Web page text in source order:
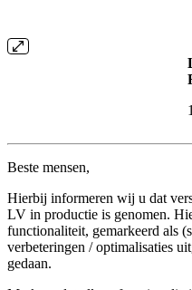
Beste mensen,
Hierbij informeren wij u dat
LV in productie is genomen.
functionaliteit, gemarkeerd als
verbeteringen / optimalisaties
gedaan.